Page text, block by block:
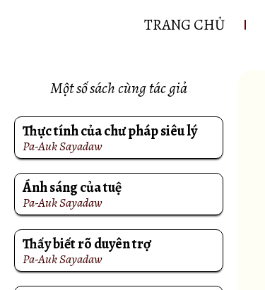
TRANG CHỦ
Một số sách cùng tác giả
Thực tính của chư pháp siêu lý
Pa-Auk Sayadaw
Ánh sáng của tuệ
Pa-Auk Sayadaw
Thấy biết rõ duyên trợ
Pa-Auk Sayadaw